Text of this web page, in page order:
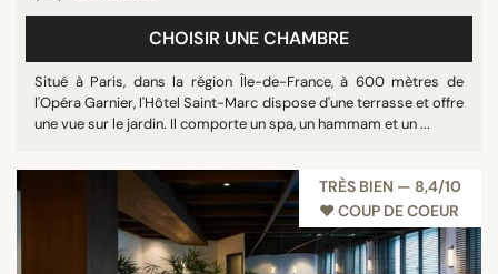
CHOISIR UNE CHAMBRE
Situé à Paris, dans la région Île-de-France, à 600 mètres de
l'Opéra Garnier, l'Hôtel Saint-Marc dispose d'une terrasse et offre
une vue sur le jardin. Il comporte un spa, un hammam et un ...
TRÈS BIEN — 8,4/10
♥︎ COUP DE COEUR